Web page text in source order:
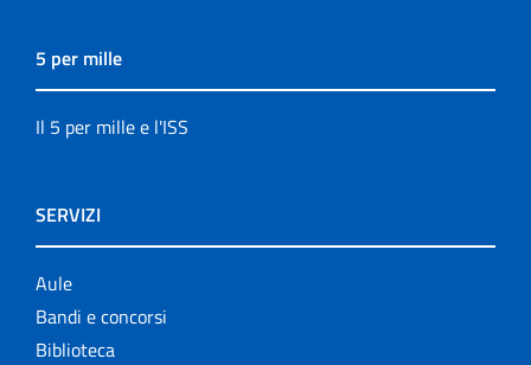
5 per mille
Il 5 per mille e l'ISS
SERVIZI
Aule
Bandi e concorsi
Biblioteca